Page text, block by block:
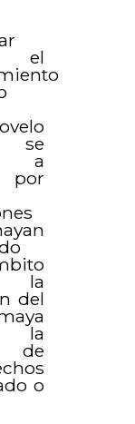
el
se
a
por
del
la
de
o